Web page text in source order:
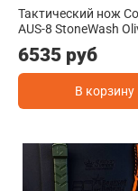
Тактический нож
AUS-8 StoneWash
6535 руб
В корзину